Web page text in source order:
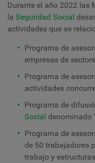
Durante el año 2022 las
la Seguridad Social
actividades que se
Programa de
empresas de
Programa de
actividades
Programa de
Social denominado
Programa de
de 50 trabajadores
trabajo y